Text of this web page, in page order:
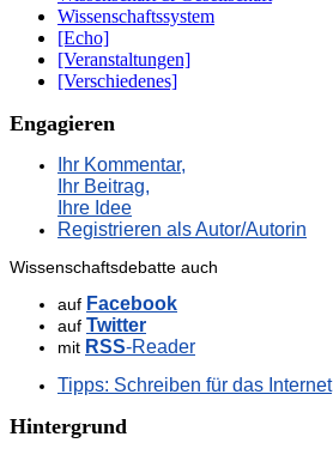
Wissenschaftssystem
[Echo]
[Veranstaltungen]
[Verschiedenes]
Engagieren
Ihr Kommentar,
Ihr Beitrag,
Ihre Idee
Registrieren als Autor/Autorin
Wissenschaftsdebatte auch
auf Facebook
auf Twitter
mit RSS-Reader
Tipps: Schreiben für das Internet
Hintergrund